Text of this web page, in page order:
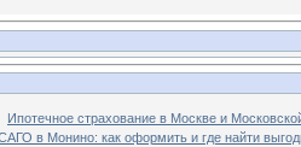
Ипотечное страхование в Москве и
в Монино: как оформить и где найти